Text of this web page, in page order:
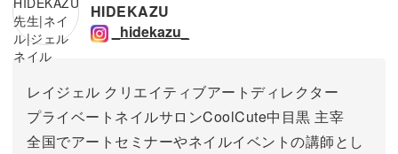
HIDEKAZU
_hidekazu_
レイジェル クリエイティブアートディレクター
プライベートネイルサロンCoolCute中目黒 主宰
全国でアートセミナーやネイルイベントの講師とし